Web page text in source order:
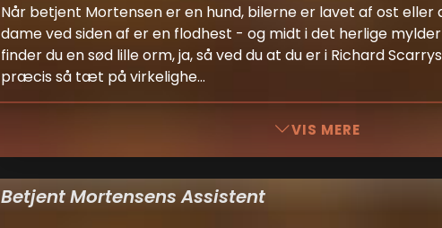
Når betjent Mortensen er en hund, bilerne er lavet af ost
dame ved siden af er en flodhest - og midt i det herlige
finder du en sød lille orm, ja, så ved du at du er i Richard
præcis så tæt på virkelighe...
VIS MERE
Betjent Mortensens Assistent